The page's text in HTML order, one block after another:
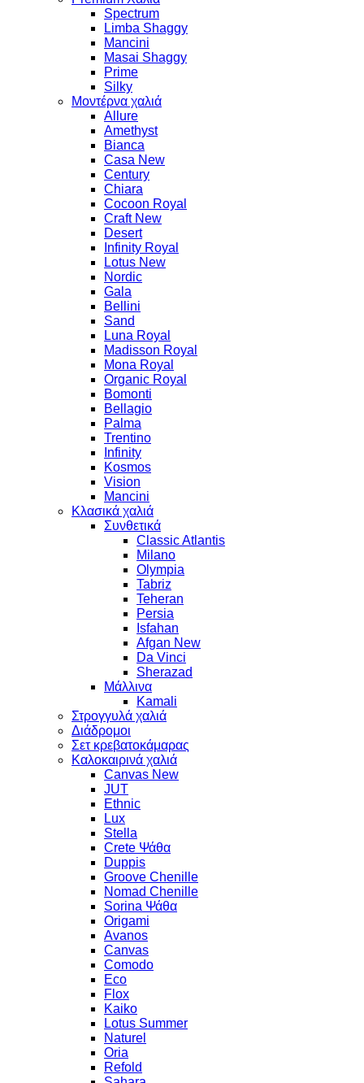
Spectrum
Limba Shaggy
Mancini
Masai Shaggy
Prime
Silky
Μοντέρνα χαλιά
Allure
Amethyst
Bianca
Casa New
Century
Chiara
Cocoon Royal
Craft New
Desert
Infinity Royal
Lotus New
Nordic
Gala
Bellini
Sand
Luna Royal
Madisson Royal
Mona Royal
Organic Royal
Bomonti
Bellagio
Palma
Trentino
Infinity
Kosmos
Vision
Mancini
Κλασικά χαλιά
Συνθετικά
Classic Atlantis
Milano
Olympia
Tabriz
Teheran
Persia
Isfahan
Afgan New
Da Vinci
Sherazad
Μάλλινα
Kamali
Στρογγυλά χαλιά
Διάδρομοι
Σετ κρεβατοκάμαρας
Καλοκαιρινά χαλιά
Canvas New
JUT
Ethnic
Lux
Stella
Crete Ψάθα
Duppis
Groove Chenille
Nomad Chenille
Sorina Ψάθα
Origami
Avanos
Canvas
Comodo
Eco
Flox
Kaiko
Lotus Summer
Naturel
Oria
Refold